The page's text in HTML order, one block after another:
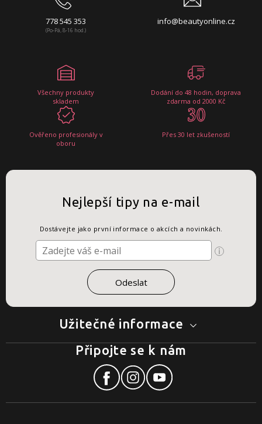
778 545 353
(Po-Pá, 8-16 hod.)
info@beautyonline.cz
Všechny produkty
skladem
Dodání do 48 hodin, doprava
zdarma od 2000 Kč
Ověřeno profesionály v
oboru
Přes 30 let zkušeností
Užitečné informace
Nejlepší tipy na e-mail
Dostávejte jako první informace o akcích a novinkách.
Připojte se k nám